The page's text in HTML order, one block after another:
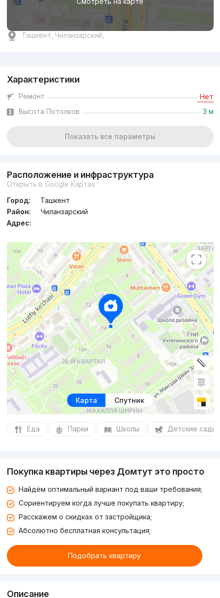
Ташкент, Чиланзарский,
Характеристики
Ремонт Нет
Высота Потолков 3 м
Показать все параметры
Расположение и инфраструктура
Открыть в Google Картах
Город:
Ташкент
Район:
Чиланзарский
Адрес:
Карта Спутник
Еда Парки Школы Детские сады
Покупка квартиры через Домтут это просто
Найдём оптимальный вариант под ваши требования;
Сориентируем когда лучше покупать квартиру;
Расскажем о скидках от застройщика;
Абсолютно бесплатная консультация;
Подобрать квартиру
Описание